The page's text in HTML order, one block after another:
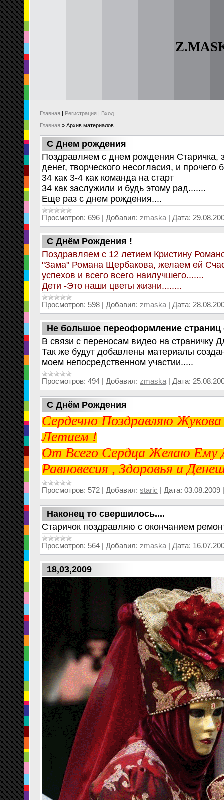
Главная | Регистрация | Вход
Главная » Архив материалов
C Днем рождения
Поздравляем с днем рождения Старичка,
денег, творческого несогласия, и прочего
34 как 3-4 как команда на старт
34 как заслужили и будь этому рад.......
Еще раз с днем рождения....
Просмотров: 696 | Добавил: zmaska | Дата:
C Днём Рождения !
Поздравляем с 12 летием Кристину
"Зама" Романа Щербакова, желаем ей
успехов и всего всего наилучшего.......
Дети -Это наши цветы жизни........
Просмотров: 598 | Добавил: zmaska | Дата:
Не большое переоформление страниц
В связи с переносам видео на страничку
Так же будут добавлены материалы
моем непосредственном участии.....
Просмотров: 494 | Добавил: zmaska | Дата:
С Днём Рождения
Сердечно Поздравляю
Летием !
От Всего Сердца Желаю Ему
Равновесия , Здоровья и
Просмотров: 572 | Добавил: staric | Дата: 03.08.2009
Наконец то свершилось....
Старичок поздравляю с окончанием
Просмотров: 564 | Добавил: zmaska | Дата:
18,03,2009